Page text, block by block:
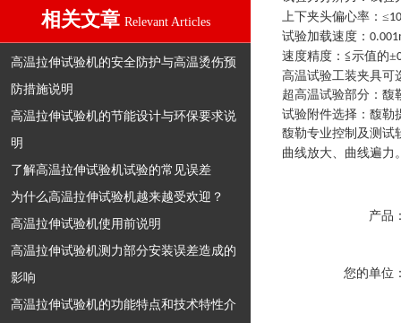
相关文章 Relevant Articles
高温拉伸试验机的安全防护与高温烫伤预
防措施说明
高温拉伸试验机的节能设计与环保要求说
明
了解高温拉伸试验机试验的常见误差
为什么高温拉伸试验机越来越受欢迎？
高温拉伸试验机使用前说明
高温拉伸试验机测力部分安装误差造成的
影响
高温拉伸试验机的功能特点和技术特性介
上下夹头偏心率 ： ≤10
试验加载速度 ：
速度精度 ： ≦示值的±
高温试验工装夹具可
超高温试验部分 ： 馥
试验附件选择 ： 馥勒
馥勒专业控制及测试
曲线放大、曲线遍力
产品
您的单位